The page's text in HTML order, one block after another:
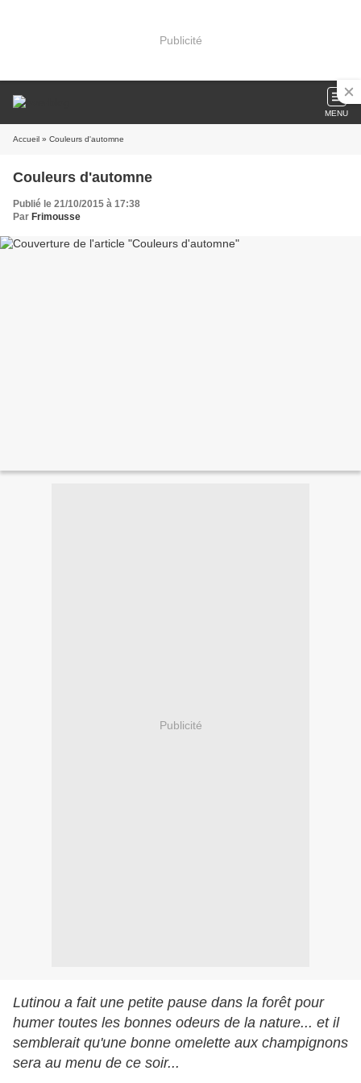
Publicité
MENU
Accueil » Couleurs d'automne
Couleurs d'automne
Publié le 21/10/2015 à 17:38
Par Frimousse
Publicité
Lutinou a fait une petite pause dans la forêt pour
humer toutes les bonnes odeurs de la nature... et il
semblerait qu'une bonne omelette aux champignons
sera au menu de ce soir...